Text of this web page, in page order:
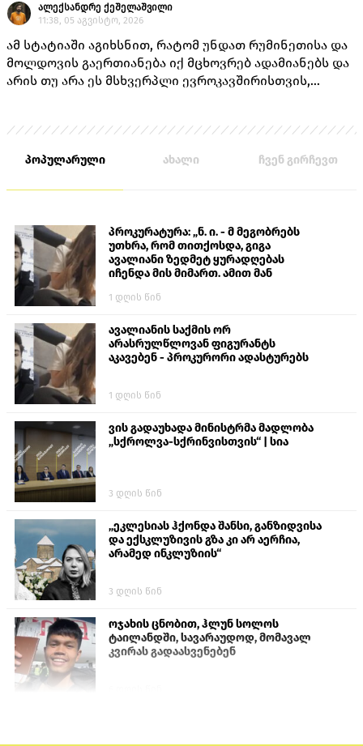
ალექსანდრე ქეშელაშვილი
11:38, 05 აგვისტო, 2026
ამ სტატიაში აგიხსნით, რატომ უნდათ რუმინეთისა და
მოლდოვის გაერთიანება იქ მცხოვრებ ადამიანებს და
არის თუ არა ეს მსხვერპლი ევროკავშირისთვის,
პოპულარული ახალი ჩვენ გირჩევთ
პროკურატურა: „ნ. ი. - მ მეგობრებს
უთხრა, რომ თითქოსდა, გიგა
ავალიანი ზედმეტ ყურადღებას
იჩენდა მის მიმართ. ამით მან
თავს დასხმოდა გიგა ავალიანს“
1 დღის წინ
ავალიანის საქმის ორ
არასრულწლოვან ფიგურანტს
აკავებენ - პროკურორი ადასტურებს
1 დღის წინ
ვის გადაუხადა მინისტრმა მადლობა
„სქროლვა-სქრინვისთვის“ | სია
3 დღის წინ
„ეკლესიას ჰქონდა შანსი, განზიდვისა
და ექსკლუზივის გზა კი არ აერჩია,
არამედ ინკლუზიის“
3 დღის წინ
ოჯახის ცნობით, ჰლუნ სოლოს
ტაილანდში, სავარაუდოდ, მომავალ
კვირას გადაასვენებენ